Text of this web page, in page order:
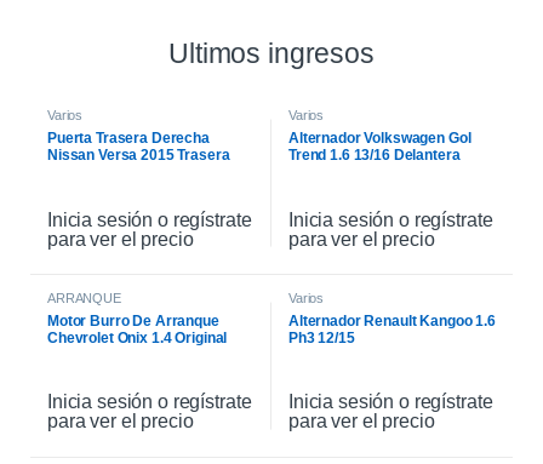
Ultimos ingresos
Varios
Puerta Trasera Derecha
Nissan Versa 2015 Trasera
Inicia sesión o regístrate
para ver el precio
Varios
Alternador Volkswagen Gol
Trend 1.6 13/16 Delantera
Inicia sesión o regístrate
para ver el precio
ARRANQUE
Motor Burro De Arranque
Chevrolet Onix 1.4 Original
Inicia sesión o regístrate
para ver el precio
Varios
Alternador Renault Kangoo 1.6
Ph3 12/15
Inicia sesión o regístrate
para ver el precio